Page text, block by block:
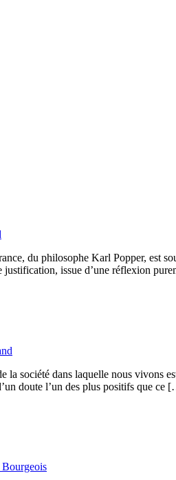
du philosophe Karl Popper,
justification, issue d’une réflexion
la société dans laquelle nous
doute l’un des plus positifs que ce